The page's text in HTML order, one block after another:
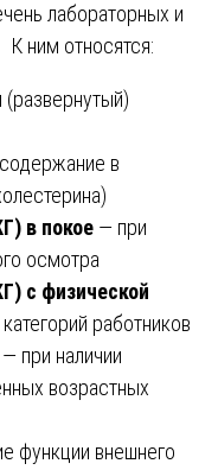
лабораторных и
К ним относятся:
(развернутый)
в
в покое — при
осмотра
с физической
работников
— при наличии
возрастных
функции внешнего